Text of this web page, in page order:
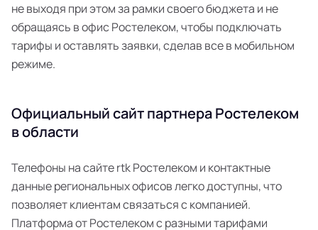
не выходя при этом за рамки своего бюджета и не
обращаясь в офис Ростелеком, чтобы подключать
тарифы и оставлять заявки, сделав все в мобильном
режиме.
Официальный сайт партнера Ростелеком
в области
Телефоны на сайте rtk Ростелеком и контактные
данные региональных офисов легко доступны, что
позволяет клиентам связаться с компанией.
Платформа от Ростелеком с разными тарифами